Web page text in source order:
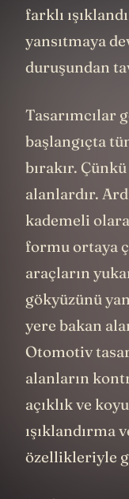
farklı
yansıtmaya
duruşundan
Tasarımcılar
başlangıçta
bırakır.
alanlardır.
kademeli
formu ortaya
araçların
gökyüzünü
yere bakan
Otomotiv
alanların
açıklık ve
ışıklandırma
özellikleriyle